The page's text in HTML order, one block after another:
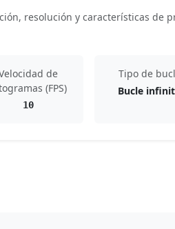
resolución y características de
de
(FPS)
10
Tipo de
Bucle